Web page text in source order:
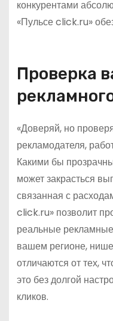
конкурентами
«Пульсе click.ru»
Проверка
«Доверяй, но
рекламодателя,
Какими бы
может закрасться
связанная с
click.ru» позволит
реальные
вашем регионе,
отличаются от тех,
это без долгой
кликов.